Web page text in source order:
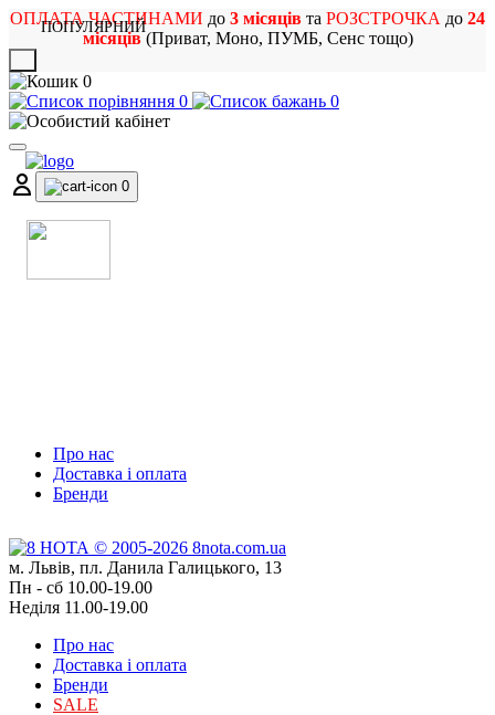
ОПЛАТА ЧАСТИНАМИ до 3 місяців та РОЗСТРОЧКА до 24
місяців(Приват, Моно, ПУМБ, Сенс тощо)
0
0
0
0
Про нас
Доставка і оплата
Бренди
м. Львів, пл. Данила Галицького, 13
Пн - сб 10.00-19.00
Неділя 11.00-19.00
Про нас
Доставка і оплата
Бренди
SALE
ПОПУЛЯРНИЙ